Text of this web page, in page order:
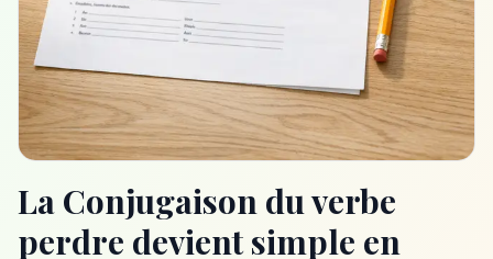
La Conjugaison du verbe
perdre devient simple en